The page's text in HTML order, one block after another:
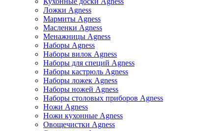
Ложки Agness
Мармиты Agness
Масленки Agness
Менажницы Agness
Наборы Agness
Наборы вилок Agness
Наборы для специй Agness
Наборы кастрюль Agness
Наборы ложек Agness
Наборы ножей Agness
Наборы столовых приборов Agness
Ножи Agness
Ножи кухонные Agness
Овощечистки Agness